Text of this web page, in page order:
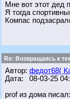
Мне вот этот дед
Я тогда
Компас
Re: Возвращаясь к
Автор: федот68(
Дата: 08-03-25
prof из дома писал: